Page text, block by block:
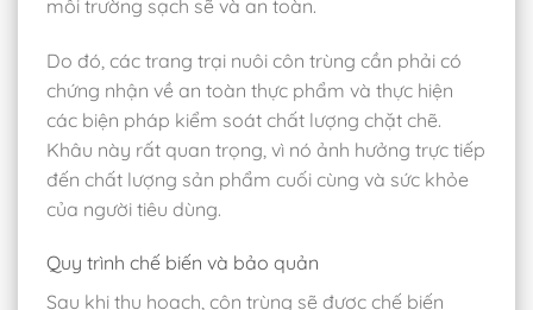
môi trường sạch sẽ và an toàn.
Do đó, các trang trại nuôi côn trùng cần phải có
chứng nhận về an toàn thực phẩm và thực hiện
các biện pháp kiểm soát chất lượng chặt chẽ.
Khâu này rất quan trọng, vì nó ảnh hưởng trực tiếp
đến chất lượng sản phẩm cuối cùng và sức khỏe
của người tiêu dùng.
Quy trình chế biến và bảo quản
Sau khi thu hoạch, côn trùng sẽ được chế biến